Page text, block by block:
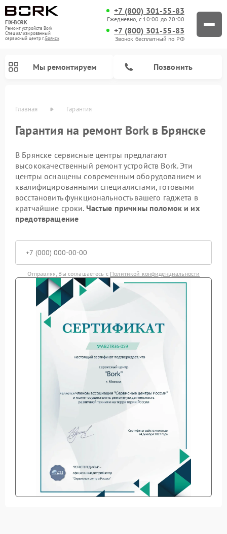
FIX-BORK
Ремонт устройств Bork
Специализированный
cервисный центр г.Брянск
+7 (800) 301-55-83
Ежедневно, с 10:00 до 20:00
+7 (800) 301-55-83
Звонок бесплатный по РФ
Мы ремонтируем Позвонить
Главная Гарантия
Гарантия на ремонт Borkв Брянске
В Брянске сервисные центры предлагают
высококачественный ремонт устройств Bork. Эти
центры оснащены современным оборудованием и
квалифицированными специалистами, готовыми
восстановить функциональность вашего гаджета в
кратчайшие сроки. Частые причины поломок и их
предотвращение
Отправляя, Вы соглашаетесь с Политикой конфиденциальности